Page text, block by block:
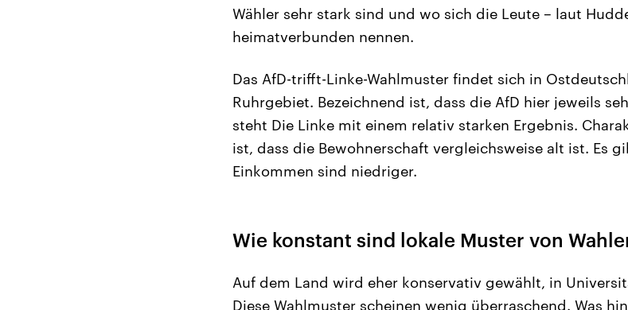
Wähler sehr stark sind und wo sich die Leute – laut
heimatverbunden nennen.
Das AfD-trifft-Linke-Wahlmuster findet sich in
Ruhrgebiet. Bezeichnend ist, dass die AfD hier jeweils
steht Die Linke mit einem relativ starken Ergebnis.
ist, dass die Bewohnerschaft vergleichsweise alt ist. Es
Einkommen sind niedriger.
Wie konstant sind lokale Muster von
Auf dem Land wird eher konservativ gewählt, in
Diese Wahlmuster scheinen wenig überraschend. Was